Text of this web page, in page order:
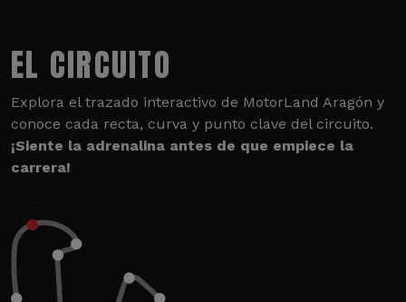
EL CIRCUITO
Explora el trazado interactivo de MotorLand Aragón y
conoce cada recta, curva y punto clave del circuito.
¡Siente la adrenalina antes de que empiece la
carrera!